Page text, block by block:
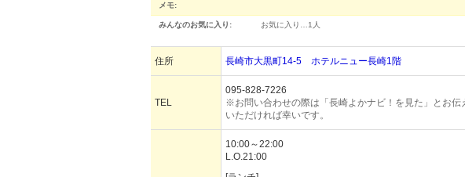
メモ:
みんなのお気に入り: お気に入り… 1人
住所 長崎市大黒町14-5 ホテルニュー長崎1階
TEL
095-828-7226
※お問い合わせの際は「長崎よかナビ！を見た」とお伝
いただければ幸いです。
10:00～22:00
L.O.21:00